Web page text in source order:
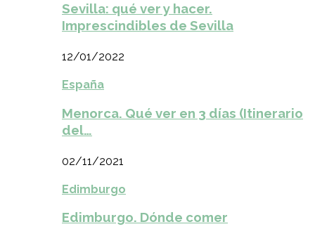
Sevilla: qué ver y hacer.
Imprescindibles de Sevilla
12/01/2022
España
Menorca. Qué ver en 3 días (Itinerario
del…
02/11/2021
Edimburgo
Edimburgo. Dónde comer